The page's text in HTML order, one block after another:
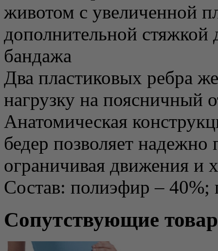
животом с увеличенной
дополнительной
бандажа
Два пластиковых ребра
нагрузку на поясничный
Анатомическая
бедер позволяет
ограничивая движения и
Состав: полиэфир – 40%;
Сопутствующие